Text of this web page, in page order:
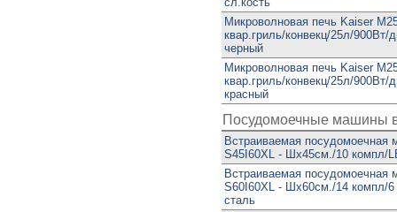
Микроволновая печь Kaiser
квар.гриль/конвекц/25л/900Вт/
черный
Микроволновая печь Kaiser
квар.гриль/конвекц/25л/900Вт/
красный
Посудомоечные машины
Встраиваемая посудомоечная
S45I60XL - Шx45см./10 компл/
Встраиваемая посудомоечная
S60I60XL - Шx60см./14 компл/6
сталь